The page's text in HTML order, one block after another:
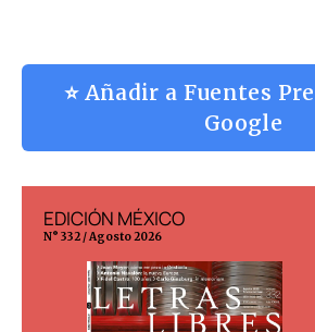
⭐ Añadir a Fuentes
Google
EDICIÓN MÉXICO
N° 332 / Agosto 2026